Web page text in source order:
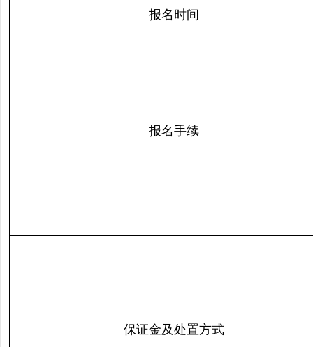
报名时间
报名手续
保证金及处置方式